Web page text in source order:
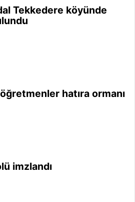
Tekkedere köyünde
hatıra ormanı
imzlandı